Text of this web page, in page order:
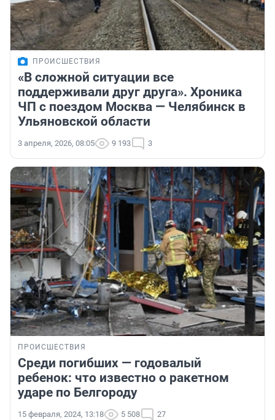
ПРОИСШЕСТВИЯ
«В сложной ситуации все
поддерживали друг друга». Хроника
ЧП с поездом Москва — Челябинск в
Ульяновской области
3 апреля, 2026, 08:05 9 193 3
ПРОИСШЕСТВИЯ
Среди погибших — годовалый
ребенок: что известно о ракетном
ударе по Белгороду
15 февраля, 2024, 13:18 5 508 27